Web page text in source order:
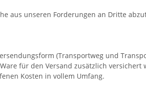
aus unseren Forderungen an Dritte
(Transportweg und
für den Versand zusätzlich
Kosten in vollem Umfang.